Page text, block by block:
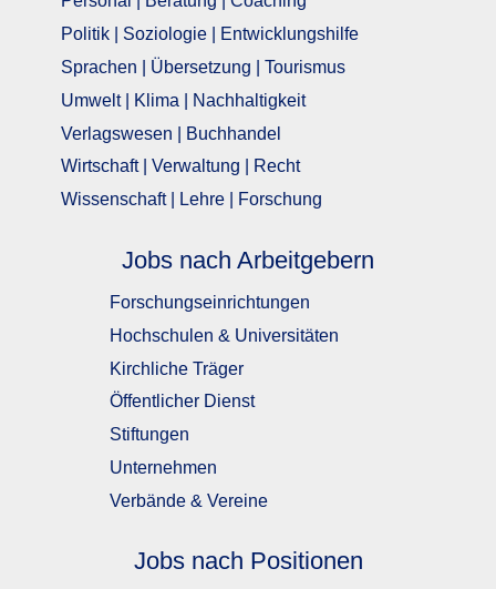
Politik | Soziologie | Entwicklungshilfe
Sprachen | Übersetzung | Tourismus
Umwelt | Klima | Nachhaltigkeit
Verlagswesen | Buchhandel
Wirtschaft | Verwaltung | Recht
Wissenschaft | Lehre | Forschung
Jobs nach Arbeitgebern
Forschungseinrichtungen
Hochschulen & Universitäten
Kirchliche Träger
Öffentlicher Dienst
Stiftungen
Unternehmen
Verbände & Vereine
Jobs nach Positionen